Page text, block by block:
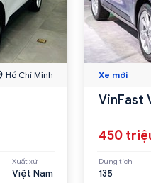
Hồ Chí Minh
Xuất xứ
Việt Nam
Xe mới
VinFast
450
Dung tích
135